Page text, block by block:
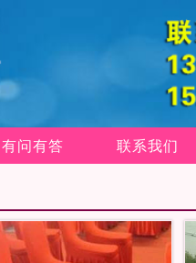
有问有答 联系我们